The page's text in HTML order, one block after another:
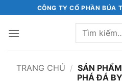
qua
nội
CÔNG TY CỔ PHẦN BÚA
Tìm
TRANG CHỦ / SẢN
PHÁ ĐÁ